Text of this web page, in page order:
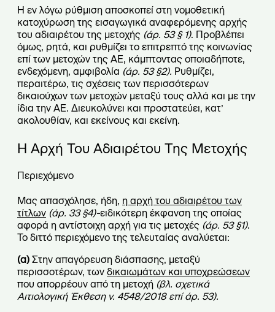
Η εν λόγω ρύθμιση αποσκοπεί στη νομοθετική
κατοχύρωση της εισαγωγικά αναφερόμενης αρχής
του αδιαιρέτου της μετοχής (άρ. 53 § 1). Προβλέπει
όμως, ρητά, και ρυθμίζει το επιτρεπτό της κοινωνίας
επί των μετοχών της ΑΕ, κάμπτοντας οποιαδήποτε,
ενδεχόμενη, αμφιβολία (άρ. 53 §2). Ρυθμίζει,
περαιτέρω, τις σχέσεις των περισσότερων
δικαιούχων των μετοχών μεταξύ τους αλλά και με την
ίδια την ΑΕ. Διευκολύνει και προστατεύει, κατ’
ακολουθίαν, και εκείνους και εκείνη.
Η Αρχή Του Αδιαιρέτου Της Μετοχής
Περιεχόμενο
Μας απασχόλησε, ήδη, η αρχή του αδιαιρέτου των
τίτλων (άρ. 33 §4)-ειδικότερη έκφανση της οποίας
αφορά η αντίστοιχη αρχή για τις μετοχές (άρ. 53 §1).
Το διττό περιεχόμενο της τελευταίας αναλύεται:
(α) Στην απαγόρευση διάσπασης, μεταξύ
περισσοτέρων, των δικαιωμάτων και υποχρεώσεων
που απορρέουν από τη μετοχή (βλ. σχετικά
Αιτιολογική Έκθεση ν. 4548/2018 επί άρ. 53).